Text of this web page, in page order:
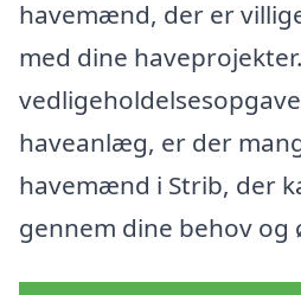
havemænd, der er
med dine
haveanlæg, er der
havemænd i Strib, der
gennem dine behov og